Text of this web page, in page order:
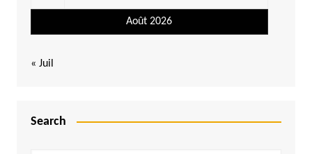
Août 2026
« Juil
Search